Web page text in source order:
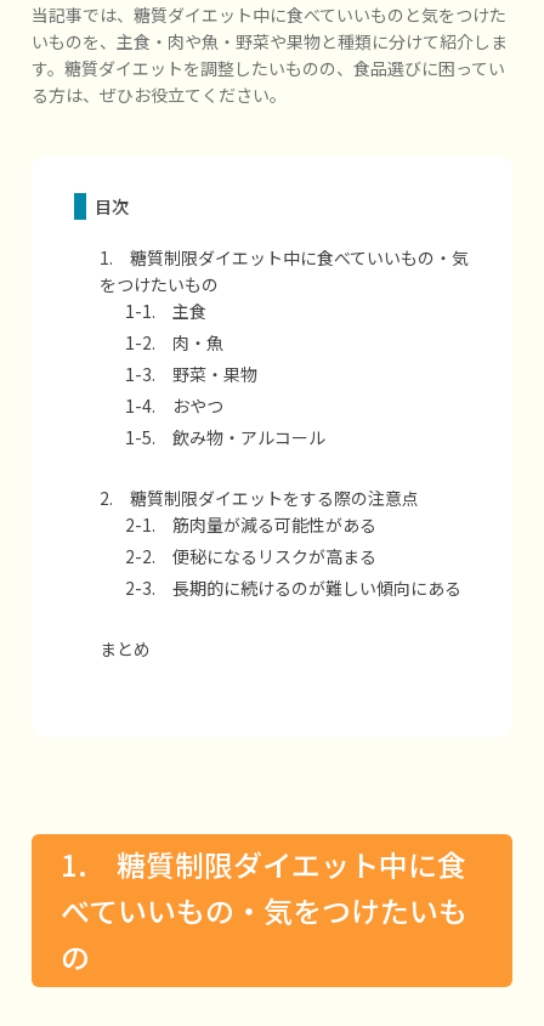
当記事では、糖質ダイエット中に食べていいものと気をつけた
いものを、主食・肉や魚・野菜や果物と種類に分けて紹介しま
す。糖質ダイエットを調整したいものの、食品選びに困ってい
る方は、ぜひお役立てください。
目次
1. 糖質制限ダイエット中に食べていいもの・気
をつけたいもの
1-1. 主食
1-2. 肉・魚
1-3. 野菜・果物
1-4. おやつ
1-5. 飲み物・アルコール
2. 糖質制限ダイエットをする際の注意点
2-1. 筋肉量が減る可能性がある
2-2. 便秘になるリスクが高まる
2-3. 長期的に続けるのが難しい傾向にある
まとめ
1. 糖質制限ダイエット中に食
べていいもの・気をつけたいも
の